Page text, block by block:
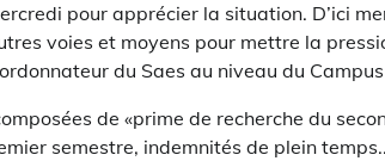
pour apprécier la situation. D’ici
voies et moyens pour mettre la
du Saes au niveau du
de «prime de recherche du
semestre, indemnités de plein